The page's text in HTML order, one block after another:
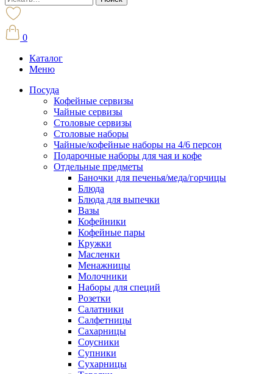
0
Каталог
Меню
Посуда
Кофейные сервизы
Чайные сервизы
Столовые сервизы
Столовые наборы
Чайные/кофейные наборы на 4/6 персон
Подарочные наборы для чая и кофе
Отдельные предметы
Баночки для печенья/меда/горчицы
Блюда
Блюда для выпечки
Вазы
Кофейники
Кофейные пары
Кружки
Масленки
Менажницы
Молочники
Наборы для специй
Розетки
Салатники
Салфетницы
Сахарницы
Соусники
Супники
Сухарницы